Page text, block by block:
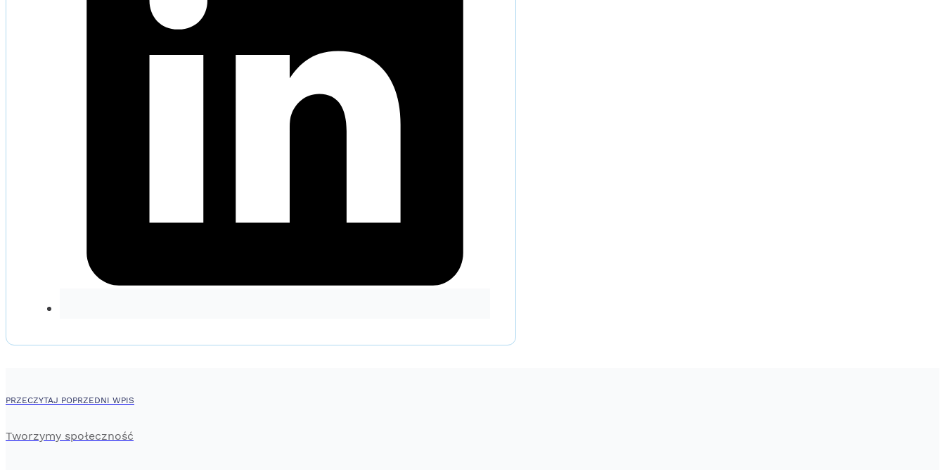
PRZECZYTAJ POPRZEDNI WPIS
Tworzymy społeczność